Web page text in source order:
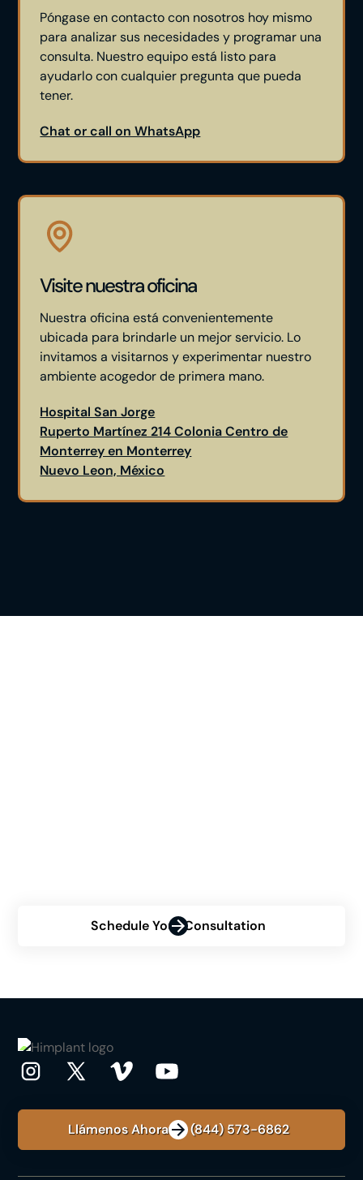
Póngase en contacto con nosotros hoy mismo
para analizar sus necesidades y programar una
consulta. Nuestro equipo está listo para
ayudarlo con cualquier pregunta que pueda
tener.
Chat or call on WhatsApp
Visite nuestra oficina
Nuestra oficina está convenientemente
ubicada para brindarle un mejor servicio. Lo
invitamos a visitarnos y experimentar nuestro
ambiente acogedor de primera mano.
Hospital San Jorge
Ruperto Martínez 214 Colonia Centro de
Monterrey en Monterrey
Nuevo Leon, México
Schedule Your Consultation
Llámenos Ahora: +1 (844) 573-6862